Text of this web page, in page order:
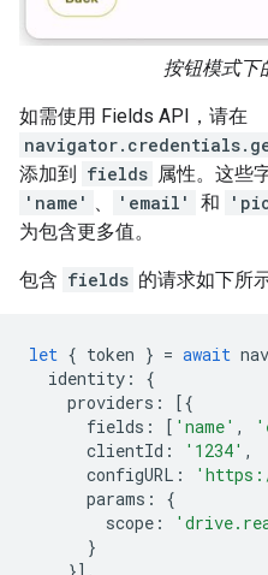
按钮模式下
如需使用 Fields API，请在
添加到 fields 属性。这些
'name' 、 'email' 和
为包含更多值。
包含 fields 的请求如下所
let { token } = await
identity :
{
providers :
[{
fields : [ 'name' ,
clientId : '1234' ,
configURL :
params :
{
scope :
}